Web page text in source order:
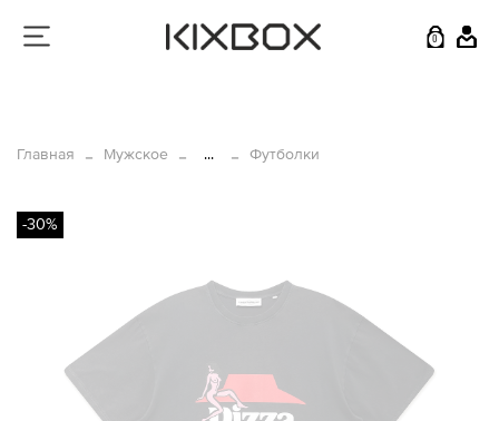
0
Главная Мужское ... Футболки
-30%